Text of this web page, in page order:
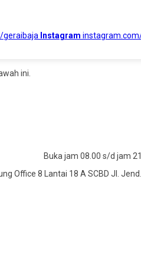
Instagram
ini.
Buka jam 08.00 s/d jam
Office 8 Lantai 18 A SCBD Jl.